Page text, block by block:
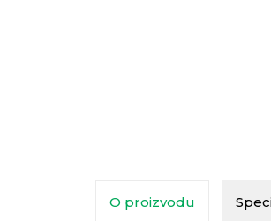
O proizvodu